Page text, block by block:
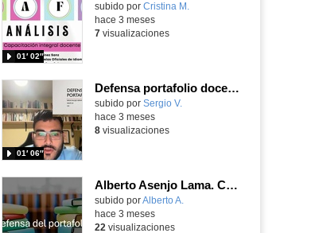
subido por Cristina M.
01′ 02″
hace 3 meses
7visualizaciones
Defensa portafolio docente CID (Sergio Vallejo Hernández - G20)
subido por Sergio V.
01′ 06″
hace 3 meses
8visualizaciones
Alberto Asenjo Lama. CID. Grupo 19. Defensa del Porfolio.
subido porAlberto A.
hace 3 meses
22 visualizaciones